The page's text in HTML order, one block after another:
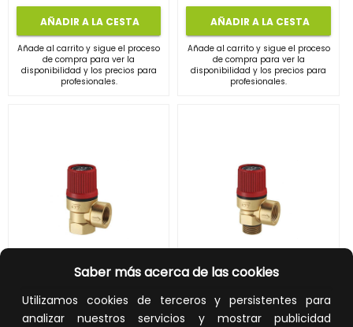
Saber más acerca de las cookies
Utilizamos cookies de terceros y persistentes para
analizar nuestros servicios y mostrar publicidad
AÑADIR A LA CESTA
Añade al carrito y sigue el proceso
de compra para ver la
disponibilidad y los precios para
profesionales.
AÑADIR A LA CESTA
Añade al carrito y sigue el proceso
de compra para ver la
disponibilidad y los precios para
profesionales.
VÁLVULA SEGURIDAD H-H 3bar 1/2"
REF:3179 04 REF: 3182 04